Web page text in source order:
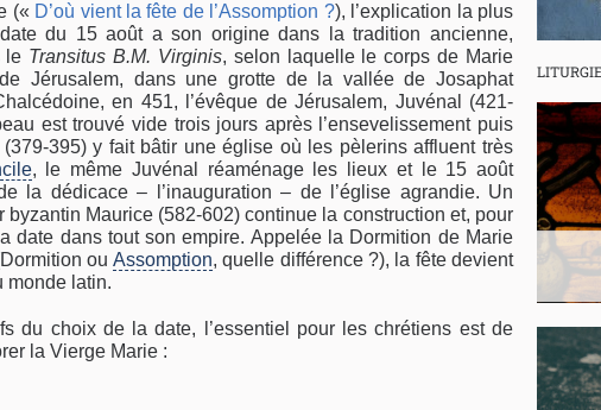
(« D’où vient la fête de l’Assomption ?), l’explication la plus
du 15 août a son origine dans la tradition ancienne,
le Transitus B.M. Virginis, selon laquelle le corps de Marie
Jérusalem, dans une grotte de la vallée de Josaphat
en 451, l’évêque de Jérusalem, Juvénal (421-
est trouvé vide trois jours après l’ensevelissement puis
(379-395) y fait bâtir une église où les pèlerins affluent très
, le même Juvénal réaménage les lieux et le 15 août
la dédicace – l’inauguration – de l’église agrandie. Un
byzantin Maurice (582-602) continue la construction et, pour
date dans tout son empire. Appelée la Dormition de Marie
ou Assomption, quelle différence ?), la fête devient
monde latin.
du choix de la date, l’essentiel pour les chrétiens est de
la Vierge Marie :